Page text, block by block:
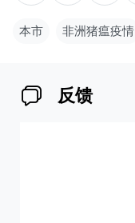
本市 非洲猪瘟疫情
反馈